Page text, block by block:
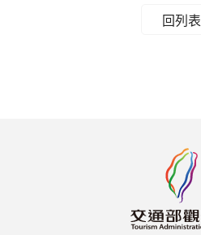
回列表